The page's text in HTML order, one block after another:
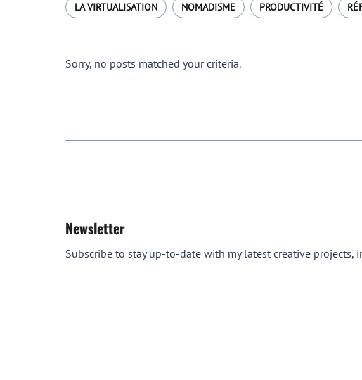
LA VIRTUALISATION NOMADISME PRODUCTIVITÉ
Sorry, no posts matched your criteria.
Newsletter
Subscribe to stay up-to-date with my latest creative projects,